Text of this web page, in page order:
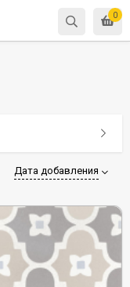
0
Дата добавления